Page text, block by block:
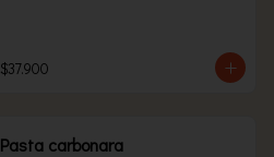
$37.900
Pasta carbonara